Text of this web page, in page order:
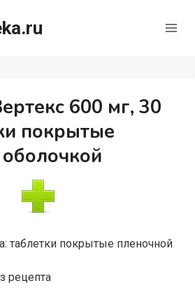
600 мг, 30
покрытые
таблетки покрытые пленочной
рецепта